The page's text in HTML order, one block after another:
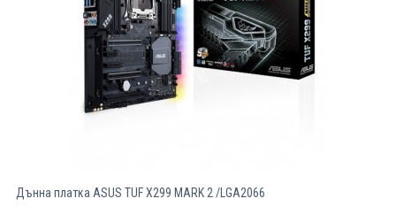
Дънна платка ASUS TUF X299 MARK 2 /LGA2066